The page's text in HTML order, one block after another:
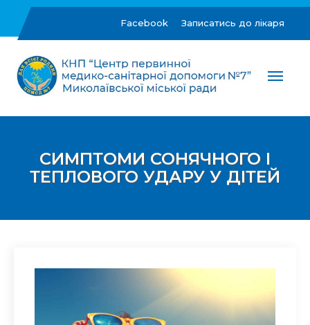
content
Facebook Записатись до лікаря
ЦПМСД №7 м.Миколаїв
первинної медико-санітарної допомоги №7"
СИМПТОМИ СОНЯЧНОГО І
ТЕПЛОВОГО УДАРУ У ДІТЕЙ